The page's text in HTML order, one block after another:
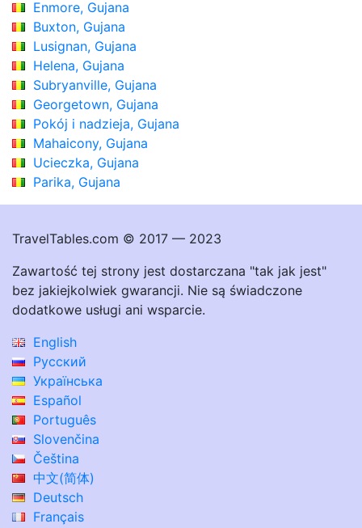
Enmore, Gujana
Buxton, Gujana
Lusignan, Gujana
Helena, Gujana
Subryanville, Gujana
Georgetown, Gujana
Pokój i nadzieja, Gujana
Mahaicony, Gujana
Ucieczka, Gujana
Parika, Gujana
TravelTables.com © 2017 — 2023
Zawartość tej strony jest dostarczana "tak jak jest"
bez jakiejkolwiek gwarancji. Nie są świadczone
dodatkowe usługi ani wsparcie.
English
Русский
Українська
Español
Português
Slovenčina
Čeština
中文(简体)
Deutsch
Français